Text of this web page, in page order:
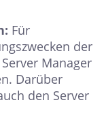
Für
der
Manager
Darüber
den Server